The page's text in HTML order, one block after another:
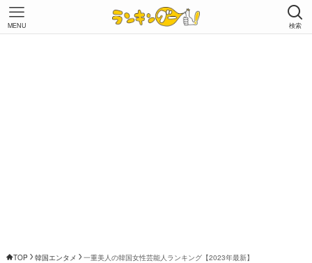
検索
MENU
TOP 韓国エンタメ 一重美人の韓国女性芸能人ランキング【2023年最新】